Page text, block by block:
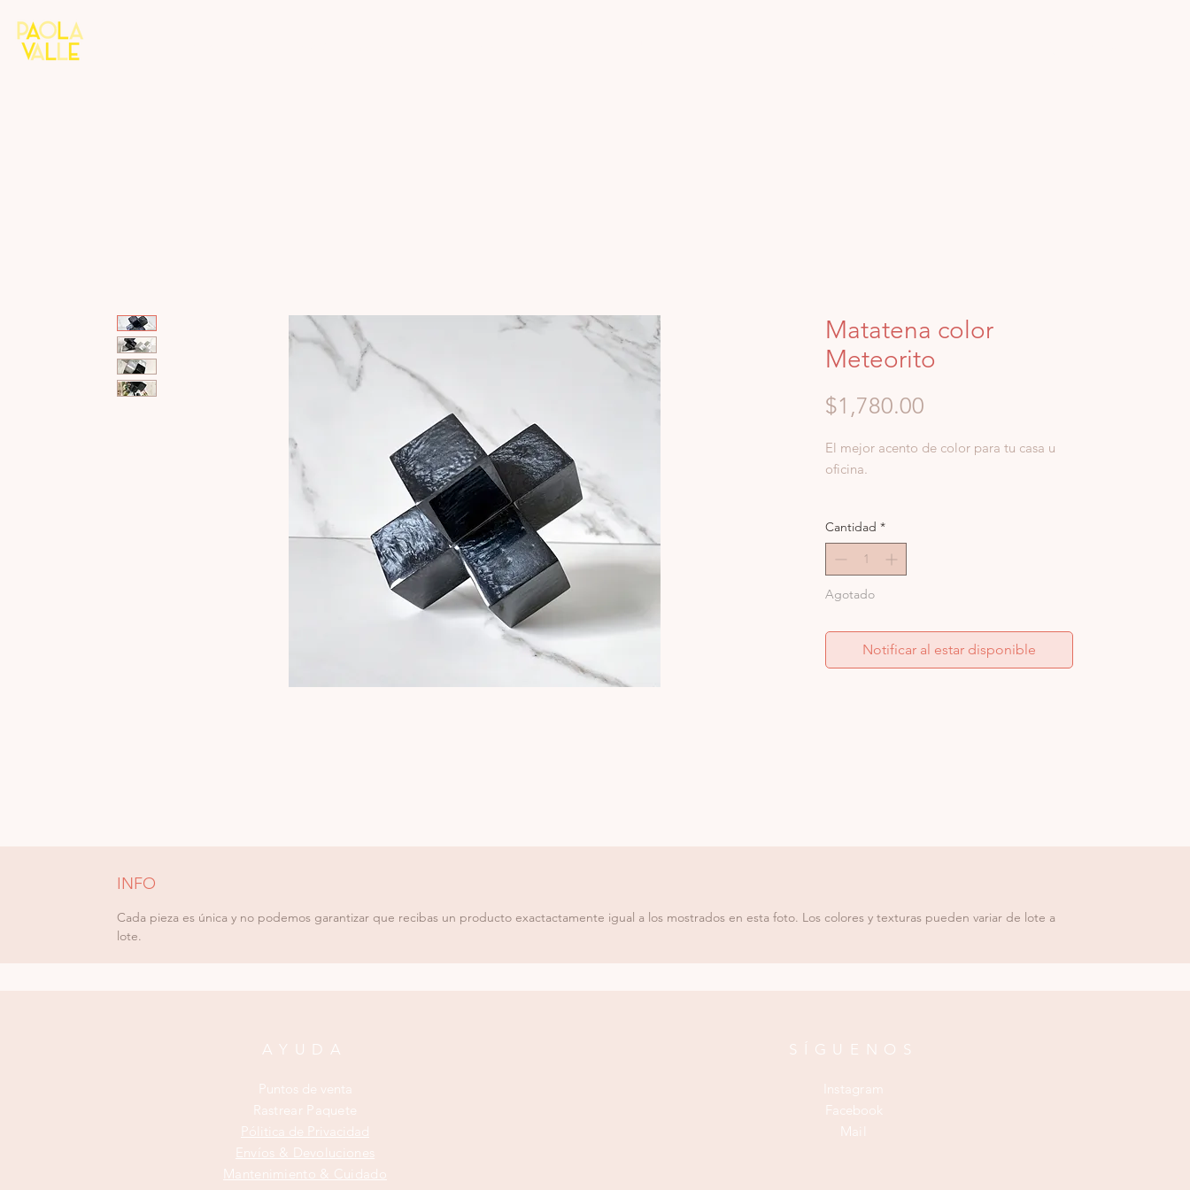
Matatena color
Meteorito
$1,780.00
El mejor acento de color para tu casa u
oficina.
Material: Resina
Cantidad *
Agotado
Notificar al estar disponible
INFO
Cada pieza es única y no podemos garantizar que recibas un producto exactactamente igual a los mostrados en esta foto. Los colores y texturas pueden variar de lote a
lote.
AYUDA
Puntos de venta
Rastrear Paquete
Pólitica de Privacidad
Envíos & Devoluciones
Mantenimiento & Cuidado
SÍGUENOS
Instagram
Facebook
Mail